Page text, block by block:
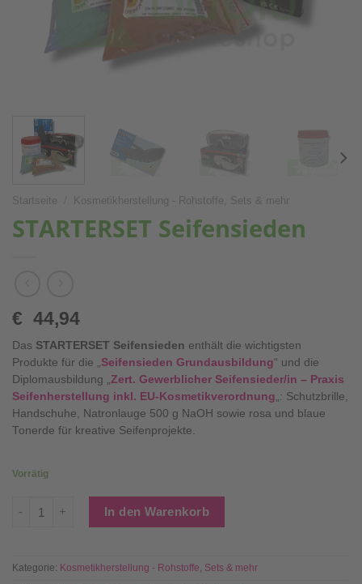
Startseite Kosmetikherstellung - Rohstoffe, Sets & mehr
STARTERSET Seifensieden
€ 44,94
Das STARTERSET Seifensieden enthält die wichtigsten
Produkte für die „ Seifensieden Grundausbildung“ und die
Diplomausbildung „ Zert. Gewerblicher Seifensieder/in – Praxis
Seifenherstellung inkl. EU-Kosmetikverordnung „: Schutzbrille,
Handschuhe, Natronlauge 500 g NaOH sowie rosa und blaue
Tonerde für kreative Seifenprojekte.
Vorrätig
STARTERSET Seifensieden Menge
In den Warenkorb
Kategorie: Kosmetikherstellung - Rohstoffe, Sets & mehr